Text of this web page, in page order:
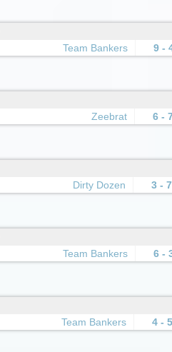
Team Bankers 9 -
Zeebrat 6 -
Dirty Dozen 3 - 7
Team Bankers 6 -
Team Bankers 4 - 5